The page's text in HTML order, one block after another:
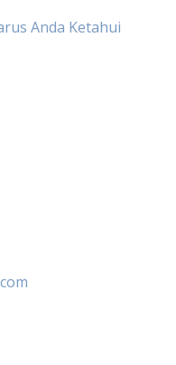
Anda Ketahui